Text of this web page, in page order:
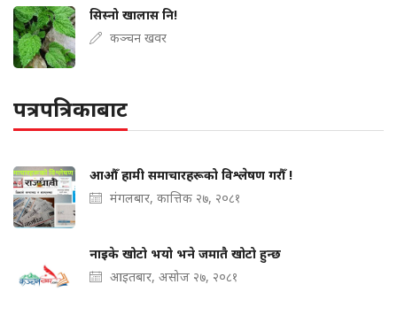
सिस्नो खालास नि!
कञ्चन खवर
पत्रपत्रिकाबाट
आऔँ हामी समाचारहरूको विश्लेषण गरौँ !
मंगलबार, कात्तिक २७, २०८१
नाइके खोटो भयो भने जमातै खोटो हुन्छ
आइतबार, असोज २७, २०८१